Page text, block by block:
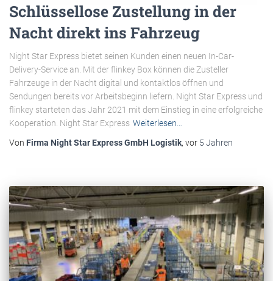
Schlüssellose Zustellung in der
Nacht direkt ins Fahrzeug
Night Star Express bietet seinen Kunden einen neuen In-Car-
Delivery-Service an. Mit der flinkey Box können die Zusteller
Fahrzeuge in der Nacht digital und kontaktlos öffnen und
Sendungen bereits vor Arbeitsbeginn liefern. Night Star Express und
flinkey starteten das Jahr 2021 mit dem Einstieg in eine erfolgreiche
Kooperation. Night Star Express Weiterlesen…
Von Firma Night Star Express GmbH Logistik, vor 5 Jahren